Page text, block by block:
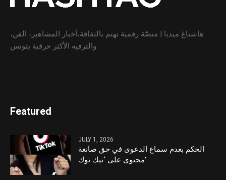
هاشتاغ ميديا | منصّة رقمية تهتم بالثقافة،أخبار المشاهير، الفن،
والترفيه الأكثر حرفية بتونس
Featured
JULY 1, 2026
الحكم بعدم سماع الدعوى في حق صانعة
محتوى على ‘تيك توك’